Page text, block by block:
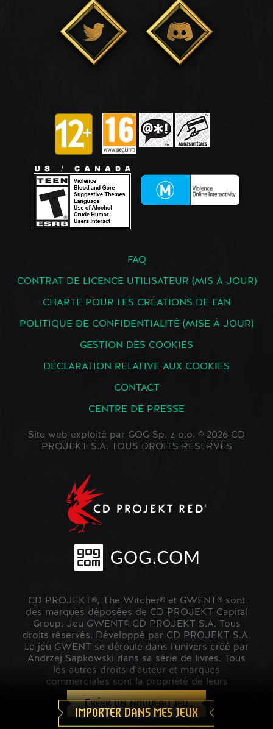
Créer un nouveau jeu
IMPORTER DANS MES JEUX
FAQ
CONTRAT DE LICENCE UTILISATEUR (MIS À JOUR)
CHARTE POUR LES CRÉATIONS DE FAN
POLITIQUE DE CONFIDENTIALITÉ (MISE À JOUR)
GESTION DES COOKIES
DÉCLARATION RELATIVE AUX COOKIES
CONTACT
CENTRE DE PRESSE
Site web exploité par GOG Sp. z o.o. © 2026 CD
PROJEKT S.A. TOUS DROITS RÉSERVÉS
CD PROJEKT®, The Witcher® et GWENT® sont
des marques déposées de CD PROJEKT Capital
Group. Jeu GWENT© CD PROJEKT S.A. Tous
droits réservés. Développé par CD PROJEKT S.A.
Le jeu GWENT se déroule dans l'univers créé par
Andrzej Sapkowski dans sa série de livres. Tous
les autres droits d'auteur et marques
commerciales sont la propriété de leurs
propriétaires respectifs.